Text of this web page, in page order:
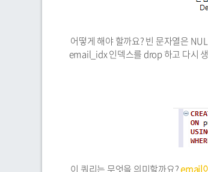
어떻게 해야 할까요? 빈 문자열은
email_idx 인덱스를 drop 하고 다시
이 쿼리는 무엇을 의미할까요?email